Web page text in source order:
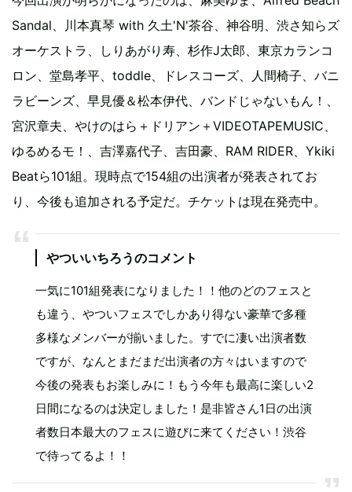
Sandal、川本真琴 with 久土'N'茶谷、神谷明、渋さ知らズ
オーケストラ、しりあがり寿、杉作J太郎、東京カランコ
ロン、堂島孝平、toddle、ドレスコーズ、人間椅子、バニ
ラビーンズ、早見優＆松本伊代、バンドじゃないもん！、
宮沢章夫、やけのはら＋ドリアン＋VIDEOTAPEMUSIC、
ゆるめるモ！、吉澤嘉代子、吉田豪、RAM RIDER、Ykiki
Beatら101組。現時点で154組の出演者が発表されてお
り、今後も追加される予定だ。チケットは現在発売中。
やついいちろうのコメント
一気に101組発表になりました！！他のどのフェスと
も違う、やついフェスでしかあり得ない豪華で多種
多様なメンバーが揃いました。すでに凄い出演者数
ですが、なんとまだまだ出演者の方々はいますので
今後の発表もお楽しみに！もう今年も最高に楽しい2
日間になるのは決定しました！是非皆さん1日の出演
者数日本最大のフェスに遊びに来てください！渋谷
で待ってるよ！！